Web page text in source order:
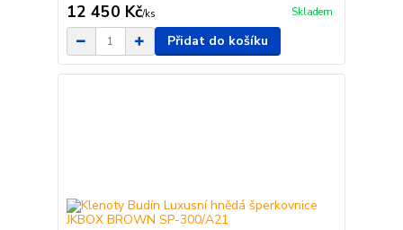
12 450 Kč/ks Skladem
Přidat do košíku